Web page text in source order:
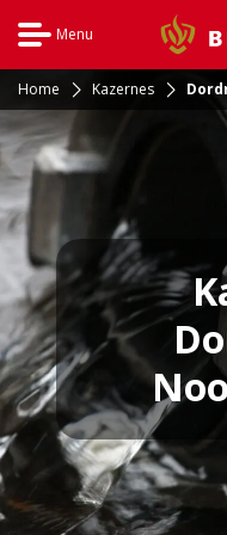
Menu
Home Kazernes